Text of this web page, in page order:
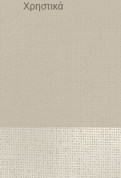
Χρηστικά